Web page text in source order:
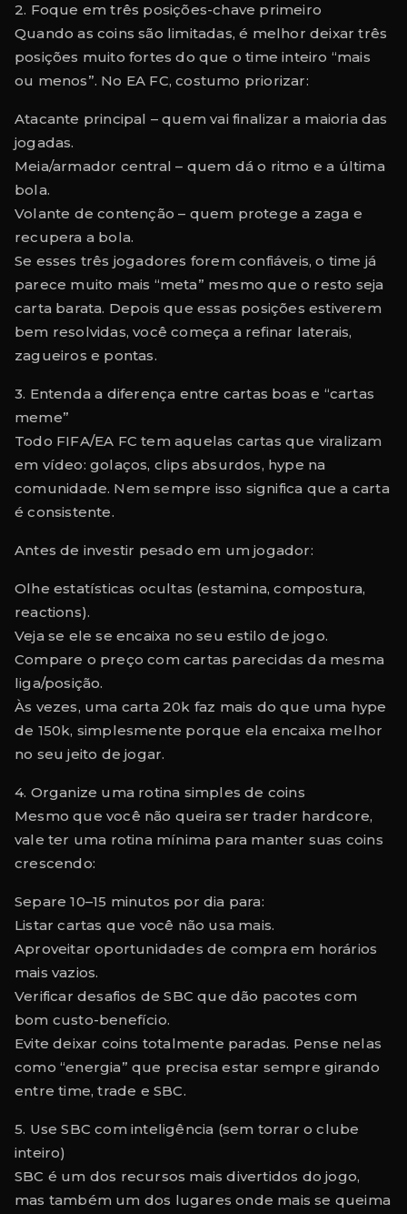
2. Foque em três posições-chave primeiro
Quando as coins são limitadas, é melhor deixar três
posições muito fortes do que o time inteiro “mais
ou menos”. No EA FC, costumo priorizar:
Atacante principal – quem vai finalizar a maioria das
jogadas.
Meia/armador central – quem dá o ritmo e a última
bola.
Volante de contenção – quem protege a zaga e
recupera a bola.
Se esses três jogadores forem confiáveis, o time já
parece muito mais “meta” mesmo que o resto seja
carta barata. Depois que essas posições estiverem
bem resolvidas, você começa a refinar laterais,
zagueiros e pontas.
3. Entenda a diferença entre cartas boas e “cartas
meme”
Todo FIFA/EA FC tem aquelas cartas que viralizam
em vídeo: golaços, clips absurdos, hype na
comunidade. Nem sempre isso significa que a carta
é consistente.
Antes de investir pesado em um jogador:
Olhe estatísticas ocultas (estamina, compostura,
reactions).
Veja se ele se encaixa no seu estilo de jogo.
Compare o preço com cartas parecidas da mesma
liga/posição.
Às vezes, uma carta 20k faz mais do que uma hype
de 150k, simplesmente porque ela encaixa melhor
no seu jeito de jogar.
4. Organize uma rotina simples de coins
Mesmo que você não queira ser trader hardcore,
vale ter uma rotina mínima para manter suas coins
crescendo:
Separe 10–15 minutos por dia para:
Listar cartas que você não usa mais.
Aproveitar oportunidades de compra em horários
mais vazios.
Verificar desafios de SBC que dão pacotes com
bom custo-benefício.
Evite deixar coins totalmente paradas. Pense nelas
como “energia” que precisa estar sempre girando
entre time, trade e SBC.
5. Use SBC com inteligência (sem torrar o clube
inteiro)
SBC é um dos recursos mais divertidos do jogo,
mas também um dos lugares onde mais se queima